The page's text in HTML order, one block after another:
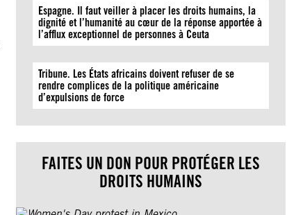
Espagne. Il faut veiller à placer les droits humains, la
dignité et l’humanité au cœur de la réponse apportée à
l’afflux exceptionnel de personnes à Ceuta
Tribune. Les États africains doivent refuser de se
rendre complices de la politique américaine
d’expulsions de force
FAITES UN DON POUR PROTÉGER LES
DROITS HUMAINS